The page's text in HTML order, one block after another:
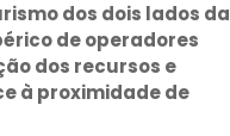
dos dois lados da
de operadores
dos recursos e
à proximidade de